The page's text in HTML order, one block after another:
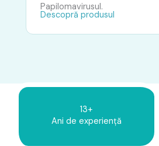
Papilomavirusul.
Descopră produsul
13+
Ani de experiență